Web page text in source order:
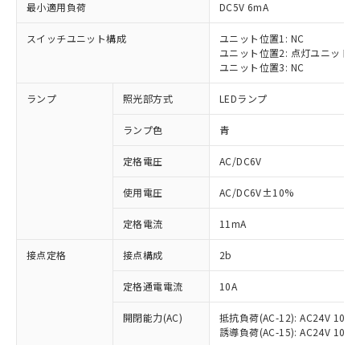
最小適用負荷 DC5V 6mA
スイッチユニット構成
ユニット位置1: NC
ユニット位置2: 点灯ユニット
ユニット位置3: NC
ランプ 照光部方式 LEDランプ
ランプ色 青
定格電圧 AC/DC6V
使用電圧 AC/DC6V±10%
定格電流 11mA
接点定格 接点構成 2b
定格通電電流 10A
開閉能力(AC)
抵抗負荷(AC-12): AC24V 10A/
誘導負荷(AC-15): AC24V
ご利用条件
以下の条件をお読みいただき、同意のうえ
ご利用ください。
本サービスは、当社制御機器事業取扱
商品の当社在庫状況および標準価格
(税抜)を提供させていただくもので
当社制御機器事業取扱商品の中には、
対応済み：EU RoHS指令（10物質）の
非含有に対応した製品が提供可能な商品で
対応予定：EU RoHS指令（10物質）の非含
有に対応した製品に切り替える予定のある
対応予定なし：EU RoHS指令（10物質）の
非含有に非対応の商品で、対応品を出す予
調査・確認中：EU RoHS指令（10物質）の
非含有の対応状況を調査中または確認中の
非該当品：ライセンス料など無形物で、有
害物質有無と関係のない商品です。
仕入先様の事情により、非含有部品として
「○」：最大均質材料含有率が中国RoHSの
基準値以下であることを示します。
「×」：最大均質材料含有率が中国RoHSの